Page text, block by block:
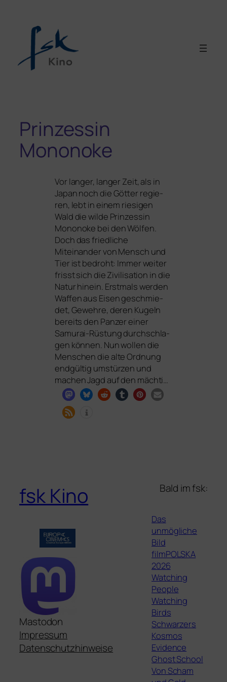
Prinzessin
Mononoke
Vor lan­ger, lan­ger Zeit, als in
Japan noch die Götter regie­
ren, lebt in einem rie­si­gen
Wald die wil­de Prinzessin
Mononoke bei den Wölfen.
Doch das fried­li­che
Miteinander von Mensch und
Tier ist bedroht: Immer wei­ter
frisst sich die Zivilisation in die
Natur hin­ein. Erstmals wer­den
Waffen aus Eisen geschmie­
det, Gewehre, deren Kugeln
bereits den Panzer einer
Samurai-Rüstung durch­schla­
gen kön­nen. Nun wol­len die
Menschen die alte Ordnung
end­gül­tig umstür­zen und
machen Jagd auf den mächti…
fsk Kino
Mastodon
Impressum
Datenschutzhinweise
Bald im fsk:
Das
unmögliche
Bild
filmPOLSKA
2026
Watching
People
Watching
Birds
Schwarzers
Kosmos
Evidence
Ghost School
Von Scham